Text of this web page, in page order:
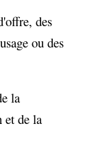
des
ou des
la
et de la